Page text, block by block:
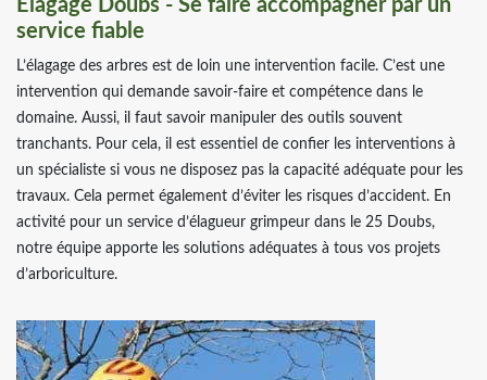
Élagage Doubs - Se faire accompagner par un
service fiable
L’élagage des arbres est de loin une intervention facile. C’est une
intervention qui demande savoir-faire et compétence dans le
domaine. Aussi, il faut savoir manipuler des outils souvent
tranchants. Pour cela, il est essentiel de confier les interventions à
un spécialiste si vous ne disposez pas la capacité adéquate pour les
travaux. Cela permet également d’éviter les risques d’accident. En
activité pour un service d’élagueur grimpeur dans le 25 Doubs,
notre équipe apporte les solutions adéquates à tous vos projets
d’arboriculture.